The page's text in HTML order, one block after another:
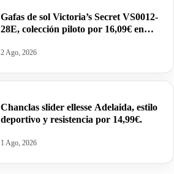
Gafas de sol Victoria’s Secret VS0012-
28E, colección piloto por 16,09€ en
2 Ago, 2026
Chanclas slider ellesse Adelaida, estilo
deportivo y resistencia por 14,99€.
1 Ago, 2026